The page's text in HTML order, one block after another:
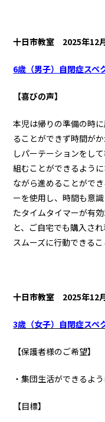
十日市教室 2025年12
6歳（男子）自閉症ス
【喜びの声】
本児は帰りの準備の時
ることができず時間が
しパーテーションをし
組むことができるよう
ながら進めることがで
ーを使用し、時間も意
たタイムタイマーが有
と、ご自宅でも購入さ
スムーズに行動できる
十日市教室 2025年12
3歳（女子）自閉症ス
【保護者様のご希望】
・集団生活ができるよ
【目標】